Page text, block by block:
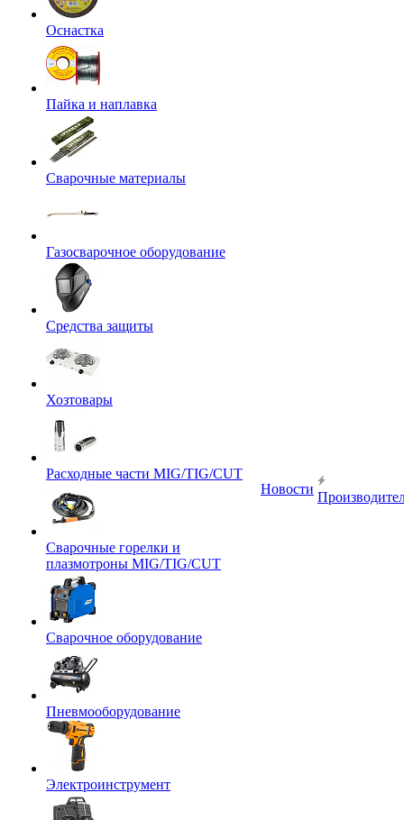
Оснастка
Пайка и наплавка
Сварочные материалы
Газосварочное оборудование
Средства защиты
Хозтовары
Расходные части MIG/TIG/CUT
Сварочные горелки и
плазмотроны MIG/TIG/CUT
Сварочное оборудование
Пневмооборудование
Электроинструмент
Новости